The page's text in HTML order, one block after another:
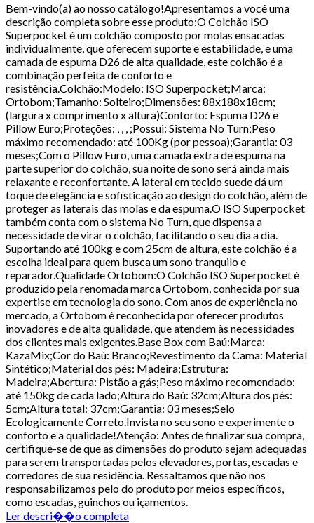
Bem-vindo(a) ao nosso catálogo!Apresentamos a você uma
descrição completa sobre esse produto:O Colchão ISO
Superpocket é um colchão composto por molas ensacadas
individualmente, que oferecem suporte e estabilidade, e uma
camada de espuma D26 de alta qualidade, este colchão é a
combinação perfeita de conforto e
resistência.Colchão:Modelo: ISO Superpocket;Marca:
Ortobom;Tamanho: Solteiro;Dimensões: 88x188x18cm;
(largura x comprimento x altura)Conforto: Espuma D26 e
Pillow Euro;Proteções: , , , ;Possui: Sistema No Turn;Peso
máximo recomendado: até 100Kg (por pessoa);Garantia: 03
meses;Com o Pillow Euro, uma camada extra de espuma na
parte superior do colchão, sua noite de sono será ainda mais
relaxante e reconfortante. A lateral em tecido suede dá um
toque de elegância e sofisticação ao design do colchão, além de
proteger as laterais das molas e da espuma.O ISO Superpocket
também conta com o sistema No Turn, que dispensa a
necessidade de virar o colchão, facilitando o seu dia a dia.
Suportando até 100kg e com 25cm de altura, este colchão é a
escolha ideal para quem busca um sono tranquilo e
reparador.Qualidade Ortobom:O Colchão ISO Superpocket é
produzido pela renomada marca Ortobom, conhecida por sua
expertise em tecnologia do sono. Com anos de experiência no
mercado, a Ortobom é reconhecida por oferecer produtos
inovadores e de alta qualidade, que atendem às necessidades
dos clientes mais exigentes.Base Box com Baú:Marca:
KazaMix;Cor do Baú: Branco;Revestimento da Cama: Material
Sintético;Material dos pés: Madeira;Estrutura:
Madeira;Abertura: Pistão a gás;Peso máximo recomendado:
até 150kg de cada lado;Altura do Baú: 32cm;Altura dos pés:
5cm;Altura total: 37cm;Garantia: 03 meses;Selo
Ecologicamente Correto.Invista no seu sono e experimente o
conforto e a qualidade!Atenção: Antes de finalizar sua compra,
certifique-se de que as dimensões do produto sejam adequadas
para serem transportadas pelos elevadores, portas, escadas e
corredores de sua residência. Ressaltamos que não nos
responsabilizamos pelo do produto por meios específicos,
como escadas, guinchos ou içamentos.
Ler descri��o completa